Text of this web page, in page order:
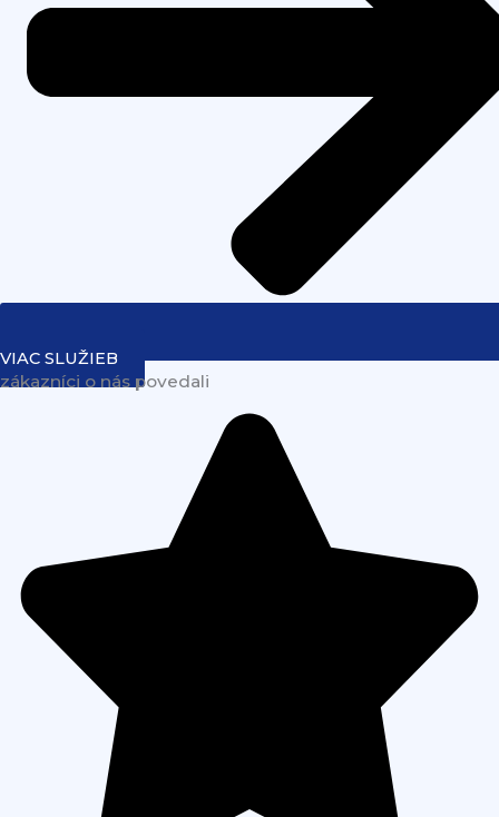
VIAC SLUŽIEB
zákazníci o nás povedali